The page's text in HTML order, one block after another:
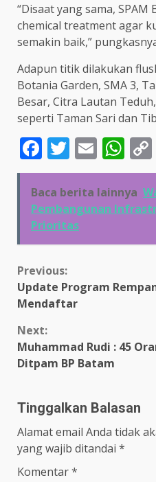
“Disaat yang sama,
chemical treatment agar
semakin baik,”
Adapun titik dilakukan
Botania Garden, SMA 3,
Besar, Citra Lautan
seperti Taman Sari dan
Facebook
Twitter
Email
Baca berita lainnya
Pembangunan
Prioritas
Continue
Reading
Previous:
Update Program
Mendaftar
Next:
Muhammad Rudi : 45
Ditpam BP Batam
Tinggalkan Balasan
Alamat email Anda tidak
yang wajib ditandai *
Komentar*